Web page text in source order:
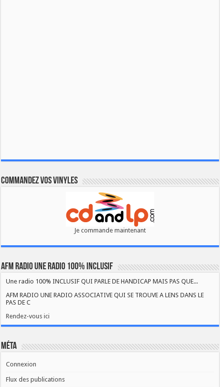
Commandez vos vinyles
Je commande maintenant
AFM RADIO UNE RADIO 100% INCLUSIF
Une radio 100% INCLUSIF QUI PARLE DE HANDICAP MAIS PAS QUE...
AFM RADIO UNE RADIO ASSOCIATIVE QUI SE TROUVE A LENS DANS LE
PAS DE C
Rendez-vous ici
Méta
Connexion
Flux des publications